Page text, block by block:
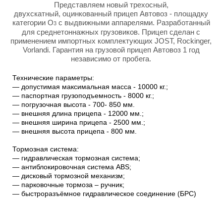
Представляем новый трехосный,
двухскатный, оцинкованный прицеп Автовоз - площадку
категории O3с выдвижными аппарелями. Разработанный
для среднетоннажных грузовиков. Прицеп сделан с
применением импортных комплектующих JOST, Rockinger,
Vorlandi. Гарантия на грузовой прицеп Автовоз 1 год
независимо от пробега.
Технические параметры:
― допустимая максимальная масса - 10000 кг.;
― паспортная грузоподъемность - 8000 кг.;
― погрузочная высота - 700- 850 мм.
― внешняя длина прицепа - 12000 мм.;
― внешняя ширина прицепа - 2500 мм.;
― внешняя высота прицепа - 800 мм.
Тормозная система:
― гидравлическая тормозная система;
― антиблокировочная система ABS;
― дисковый тормозной механизм;
― парковочные тормоза – ручник;
― быстроразъёмное гидравлическое соединение (БРС)